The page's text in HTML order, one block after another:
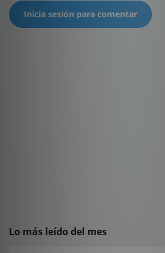
Inicia sesión para comentar
Lo más leído del mes